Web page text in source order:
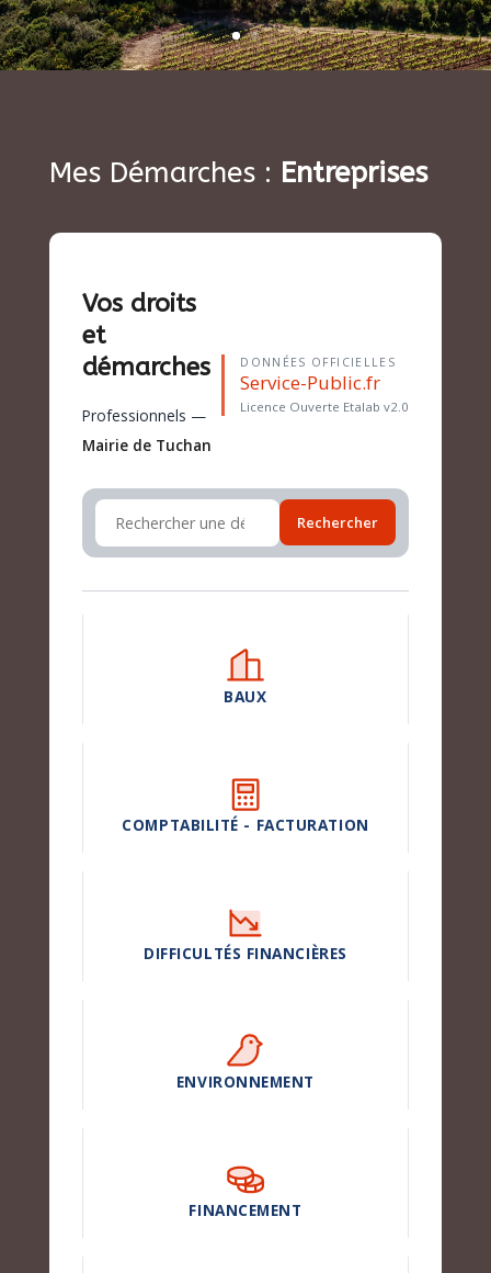
Mes Démarches : Entreprises
Vos droits
et
démarches
Professionnels —
Mairie de Tuchan
DONNÉES OFFICIELLES
Service-Public.fr
Licence Ouverte Etalab v2.0
Rechercher
BAUX
COMPTABILITÉ - FACTURATION
DIFFICULTÉS FINANCIÈRES
ENVIRONNEMENT
FINANCEMENT